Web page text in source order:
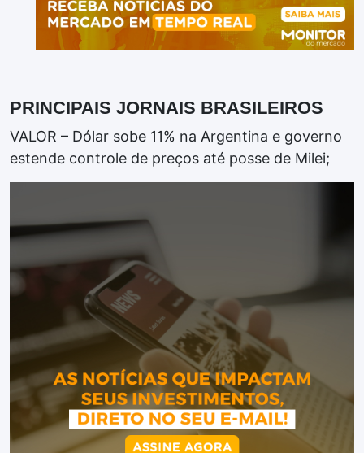
PRINCIPAIS JORNAIS BRASILEIROS
VALOR – Dólar sobe 11% na Argentina e governo
estende controle de preços até posse de Milei;